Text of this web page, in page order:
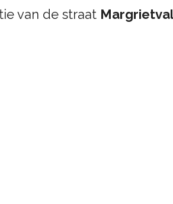
van de straat